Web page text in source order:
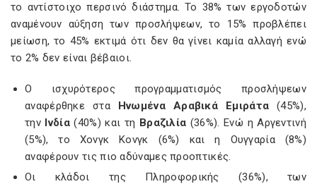
το αντίστοιχο περσινό διάστημα. Το 38% των εργοδοτών
αναμένουν αύξηση των προσλήψεων, το 15% προβλέπει
μείωση, το 45% εκτιμά ότι δεν θα γίνει καμία αλλαγή ενώ
το 2% δεν είναι βέβαιοι.
Ο ισχυρότερος προγραμματισμός προσλήψεων
αναφέρθηκε στα Ηνωμένα Αραβικά Εμιράτα (45%),
τηνΙνδία(40%) και τη Βραζιλία (36%). Ενώ η Αργεντινή
(5%), το Χονγκ Κονγκ (6%) και η Ουγγαρία (8%)
αναφέρουν τις πιο αδύναμες προοπτικές.
Οι κλάδοι της Πληροφορικής (36%), των